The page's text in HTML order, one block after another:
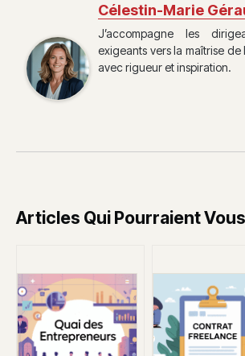
Célestin-Marie
J’accompagne les
exigeants vers la maîtrise
avec rigueur et inspiration.
Articles Qui Pourraient